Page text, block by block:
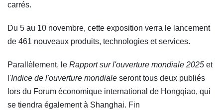
carrés.
Du 5 au 10 novembre, cette exposition verra le lancement
de 461 nouveaux produits, technologies et services.
Parallèlement, le Rapport sur l'ouverture mondiale 2025 et
l'Indice de l'ouverture mondiale seront tous deux publiés
lors du Forum économique international de Hongqiao, qui
se tiendra également à Shanghai. Fin